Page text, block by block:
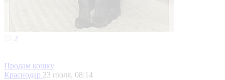
2
Продам кошку
Краснодар 23 июля, 08:14